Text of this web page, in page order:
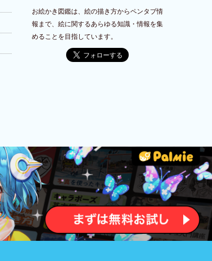
お絵かき図鑑は、絵の描き方からペンタブ情
報まで、絵に関するあらゆる知識・情報を集
めることを目指しています。